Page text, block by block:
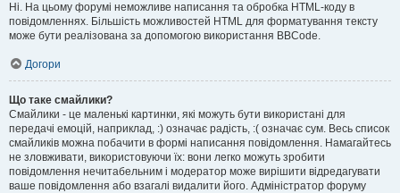
Ні. На цьому форумі неможливе написання та обробка HTML-коду в
повідомленнях. Більшість можливостей HTML для форматування тексту
може бути реалізована за допомогою використання BBCode.
Догори
Що таке смайлики?
Смайлики - це маленькі картинки, які можуть бути використані для
передачі емоцій, наприклад, :) означає радість, :( означає сум. Весь список
смайликів можна побачити в формі написання повідомлення. Намагайтесь
не зловживати, використовуючи їх: вони легко можуть зробити
повідомлення нечитабельним і модератор може вирішити відредагувати
ваше повідомлення або взагалі видалити його. Адміністратор форуму